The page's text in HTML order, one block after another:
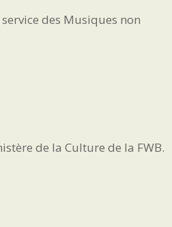
des Musiques non
de la Culture de la FWB.